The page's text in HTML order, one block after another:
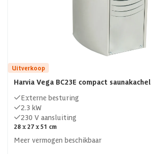
Uitverkoop
Harvia Vega BC23E compact saunakachel
Externe besturing
2.3 kW
230 V aansluiting
28 x 27 x 51 cm
Meer vermogen beschikbaar